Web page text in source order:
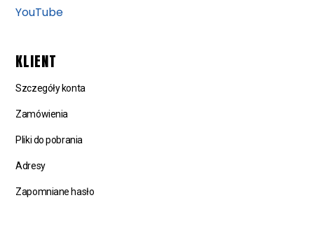
YouTube
KLIENT
Szczegóły konta
Zamówienia
Pliki do pobrania
Adresy
Zapomniane hasło